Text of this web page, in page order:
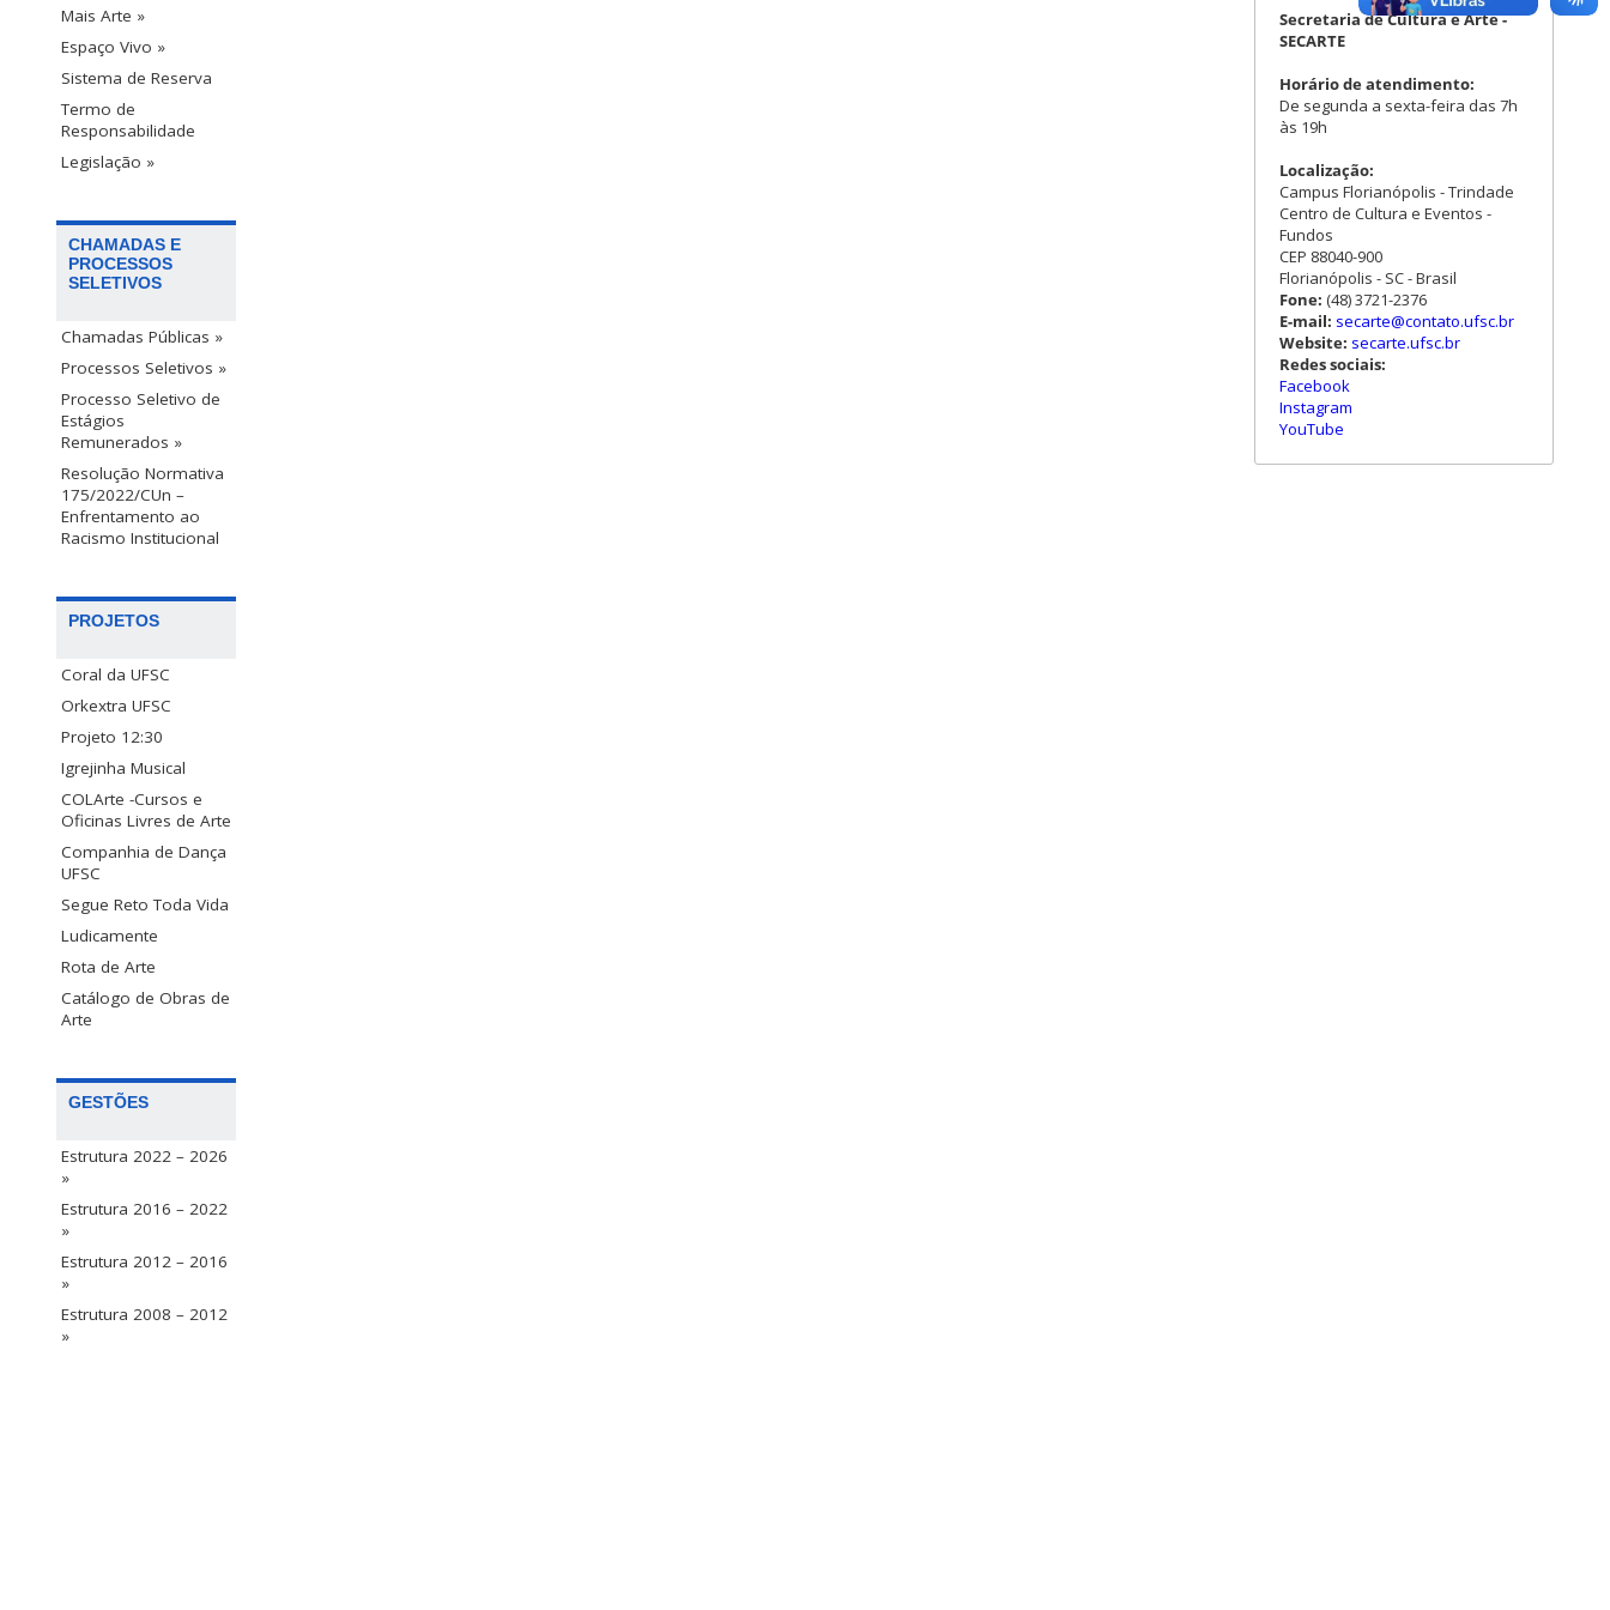
Mais Arte »
Espaço Vivo »
Sistema de Reserva
Termo de
Responsabilidade
Legislação »
CHAMADAS E
PROCESSOS
SELETIVOS
Chamadas Públicas »
Processos Seletivos »
Processo Seletivo de
Estágios
Remunerados »
Resolução Normativa
175/2022/CUn –
Enfrentamento ao
Racismo Institucional
PROJETOS
Coral da UFSC
Orkextra UFSC
Projeto 12:30
Igrejinha Musical
COLArte -Cursos e
Oficinas Livres de Arte
Companhia de Dança
UFSC
Segue Reto Toda Vida
Ludicamente
Rota de Arte
Catálogo de Obras de
Arte
GESTÕES
Estrutura 2022 – 2026
»
Estrutura 2016 – 2022
»
Estrutura 2012 – 2016
»
Estrutura 2008 – 2012
»
Secretaria de Cultura e Arte -
SECARTE
Horário de atendimento:
De segunda a sexta-feira das 7h
às 19h
Localização:
Campus Florianópolis - Trindade
Centro de Cultura e Eventos -
Fundos
CEP 88040-900
Florianópolis - SC - Brasil
Fone: (48) 3721-2376
E-mail: secarte@contato.ufsc.br
Website: secarte.ufsc.br
Redes sociais:
Facebook
Instagram
YouTube